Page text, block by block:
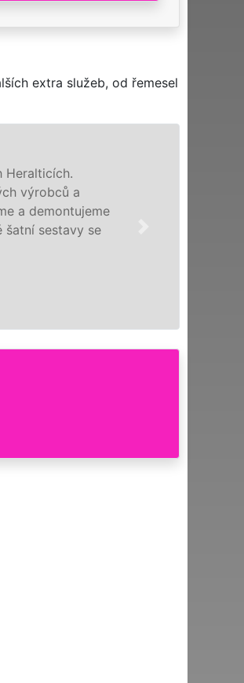
extra služeb, od řemesel